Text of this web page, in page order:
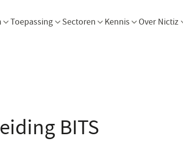
Menu openen
Toepassing Menu openen
Sectoren Menu openen
Kennis Menu
Over Nictiz
BITS